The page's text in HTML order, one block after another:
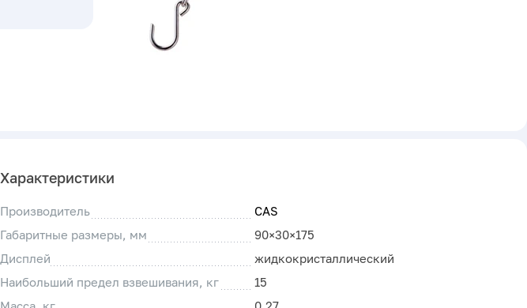
Характеристики
Производитель
CAS
Габаритные размеры, мм
90×30×175
Дисплей
жидкокристаллический
Наибольший предел взвешивания, кг
15